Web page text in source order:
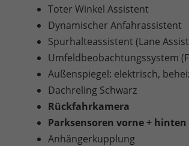
Toter Winkel Assistent
Dynamischer Anfahrassistent
Spurhalteassistent (Lane
Umfeldbeobachtungssystem
Außenspiegel: elektrisch,
Dachreling Schwarz
Rückfahrkamera
Parksensoren vorne + hinten
Anhängerkupplung